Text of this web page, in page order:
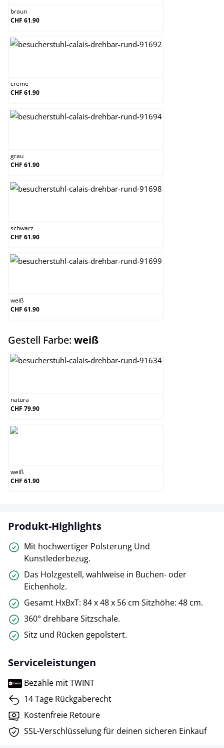
braun
CHF 61.90
creme
CHF 61.90
grau
CHF 61.90
schwarz
CHF 61.90
weiß
CHF 61.90
Gestell Farbe: weißauswählen
natura
CHF 79.90
weiß
CHF 61.90
Produkt-Highlights
Mit hochwertiger Polsterung Und
Kunstlederbezug.
Das Holzgestell, wahlweise in Buchen- oder
Eichenholz.
Gesamt HxBxT: 84 x 48 x 56 cm Sitzhöhe: 48 cm.
360° drehbare Sitzschale.
Sitz und Rücken gepolstert.
Serviceleistungen
Bezahle mit TWINT
14 Tage Rückgaberecht
Kostenfreie Retoure
SSL-Verschlüsselung für deinen sicheren Einkauf